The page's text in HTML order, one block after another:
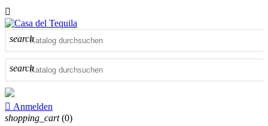

search
search
 Anmelden
shopping_cart (0)